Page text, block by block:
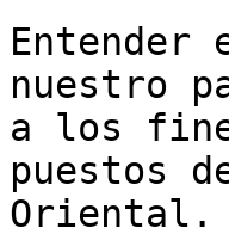
Entender
nuestro
a los
puestos
Oriental.